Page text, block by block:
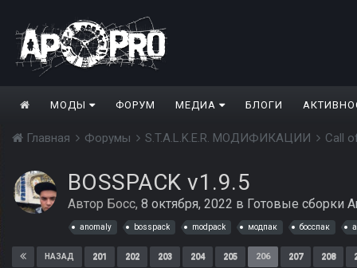
МОДЫ ФОРУМ МЕДИА БЛОГИ
Главная Форумы S.T.A.L.K.E.R. МОДИФИКАЦИИ Call
BOSSPACK v1.9.5
Автор Босс, 8 октября, 2022 в Готовые сборки
anomaly bosspack modpack модпак босспак
НАЗАД 201 202 203 204 205 206 207 208